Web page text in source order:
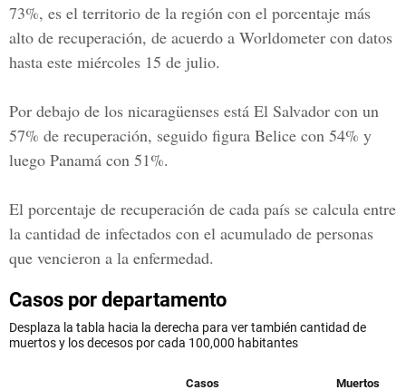
73%, es el territorio de la región con el porcentaje más
alto de recuperación, de acuerdo a Worldometer con datos
hasta este miércoles 15 de julio.
Por debajo de los nicaragüenses está El Salvador con un
57% de recuperación, seguido figura Belice con 54% y
luego Panamá con 51%.
El porcentaje de recuperación de cada país se calcula entre
la cantidad de infectados con el acumulado de personas
que vencieron a la enfermedad.